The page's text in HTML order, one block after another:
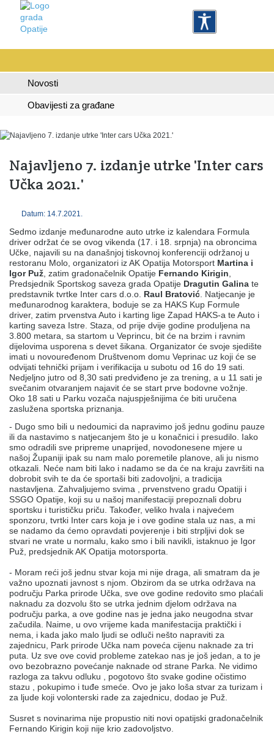
Novosti
Obavijesti za građane
Najavljeno 7. izdanje utrke 'Inter cars
Učka 2021.'
Datum: 14.7.2021.
Sedmo izdanje međunarodne auto utrke iz kalendara Formula
driver održat će se ovog vikenda (17. i 18. srpnja) na obroncima
Učke, najavili su na današnjoj tiskovnoj konferenciji održanoj u
restoranu Molo, organizatori iz AK Opatija Motorsport Martina i
Igor Puž , zatim gradonačelnik Opatije Fernando Kirigin
Predsjednik Sportskog saveza grada Opatije Dragutin Galina te
predstavnik tvrtke Inter cars d.o.o. Raul Bratović . Natjecanje je
međunarodnog karaktera, boduje se za HAKS Kup Formule
driver, zatim prvenstva Auto i karting lige Zapad HAKS-a te Auto i
karting saveza Istre. Staza, od prije dvije godine produljena na
3.800 metara, sa startom u Veprincu, bit će na brzim i ravnim
dijelovima usporena s devet šikana. Organizator će svoje sjedište
imati u novouređenom Društvenom domu Veprinac uz koji će se
odvijati tehnički prijam i verifikacija u subotu od 16 do 19 sati.
Nedjeljno jutro od 8,30 sati predviđeno je za trening, a u 11 sati je
svečanim otvaranjem najavit će se start prve bodovne vožnje.
Oko 18 sati u Parku vozača najuspješnijima će biti uručena
zaslužena sportska priznanja.
- Dugo smo bili u nedoumici da napravimo još jednu godinu pauze
ili da nastavimo s natjecanjem što je u konačnici i presudilo. Iako
smo odradili sve pripreme unaprijed, novodonesene mjere u
našoj Županiji ipak su nam malo poremetile planove, ali ju nismo
otkazali. Neće nam biti lako i nadamo se da će na kraju završiti na
dobrobit svih te da će sportaši biti zadovoljni, a tradicija
nastavljena. Zahvaljujemo svima , prvenstveno gradu Opatiji i
SSGO Opatije, koji su u našoj manifestaciji prepoznali dobru
sportsku i turističku priču. Također, veliko hvala i najvećem
sponzoru, tvrtki Inter cars koja je i ove godine stala uz nas, a mi
se nadamo da ćemo opravdati povjerenje i biti strpljivi dok se
stvari ne vrate u normalu, kako smo i bili navikli, istaknuo je Igor
Puž, predsjednik AK Opatija motorsporta.
- Moram reći još jednu stvar koja mi nije draga, ali smatram da je
važno upoznati javnost s njom. Obzirom da se utrka održava na
području Parka prirode Učka, sve ove godine redovito smo plaćali
naknadu za dozvolu što se utrka jednim djelom održava na
području parka, a ove godine nas je jedna jako neugodna stvar
začudila. Naime, u ovo vrijeme kada manifestacija praktički i
nema, i kada jako malo ljudi se odluči nešto napraviti za
zajednicu, Park prirode Učka nam poveća cijenu naknade za tri
puta. Uz sve ove covid probleme zatekao nas je još jedan, a to je
ovo bezobrazno povećanje naknade od strane Parka. Ne vidimo
razloga za takvu odluku , pogotovo što svake godine očistimo
stazu , pokupimo i tuđe smeće. Ovo je jako loša stvar za turizam i
za ljude koji volonterski rade za zajednicu, dodao je Puž.
Susret s novinarima nije propustio niti novi opatijski gradonačelnik
Fernando Kirigin koji nije krio zadovoljstvo.